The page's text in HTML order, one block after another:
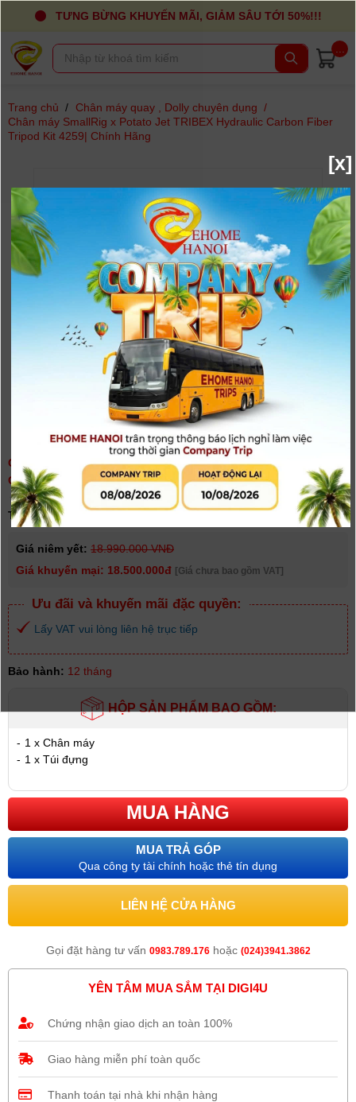
TƯNG BỪNG KHUYẾN MÃI, GIẢM SÂU TỚI 50%!!!
Trang chủ / Chân máy quay , Dolly chuyên dụng /
Chân máy SmallRig x Potato Jet TRIBEX Hydraulic Carbon Fiber
Tripod Kit 4259| Chính Hãng
CHÂN MÁY SMALLRIG X POTATO JET TRIBEX HYDRAULIC
CARBON FIBER TRIPOD KIT 4259| CHÍNH HÃNG
người đánh giá)
Tình trạng:
Giá niêm yết: 18.990.000 VNĐ
Giá khuyến mại: 18.500.000đ [Giá chưa bao gồm VAT]
Ưu đãi và khuyến mãi đặc quyền:
Lấy VAT vui lòng liên hệ trục tiếp
Bảo hành: 12 tháng
HỘP SẢN PHẨM BAO GỒM:
- 1 x Chân máy
- 1 x Túi đựng
MUA HÀNG
MUA TRẢ GÓP
Qua công ty tài chính hoặc thẻ tín dụng
LIÊN HỆ CỬA HÀNG
Gọi đặt hàng tư vấn 0983.789.176hoặc (024)3941.3862
YÊN TÂM MUA SẮM TẠI DIGI4U
Chứng nhận giao dịch an toàn 100%
Giao hàng miễn phí toàn quốc
Thanh toán tại nhà khi nhận hàng
[x]